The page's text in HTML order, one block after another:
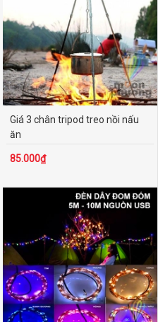
Giá 3 chân tripod treo nồi nấu
ăn
85.000₫